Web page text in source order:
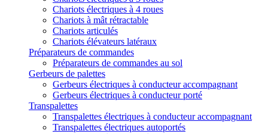
Chariots électriques à 4 roues
Chariots à mât rétractable
Chariots articulés
Chariots élévateurs latéraux
Préparateurs de commandes
Préparateurs de commandes au sol
Gerbeurs de palettes
Gerbeurs électriques à conducteur accompagnant
Gerbeurs électriques à conducteur porté
Transpalettes
Transpalettes électriques à conducteur accompagnant
Transpalettes électriques autoportés